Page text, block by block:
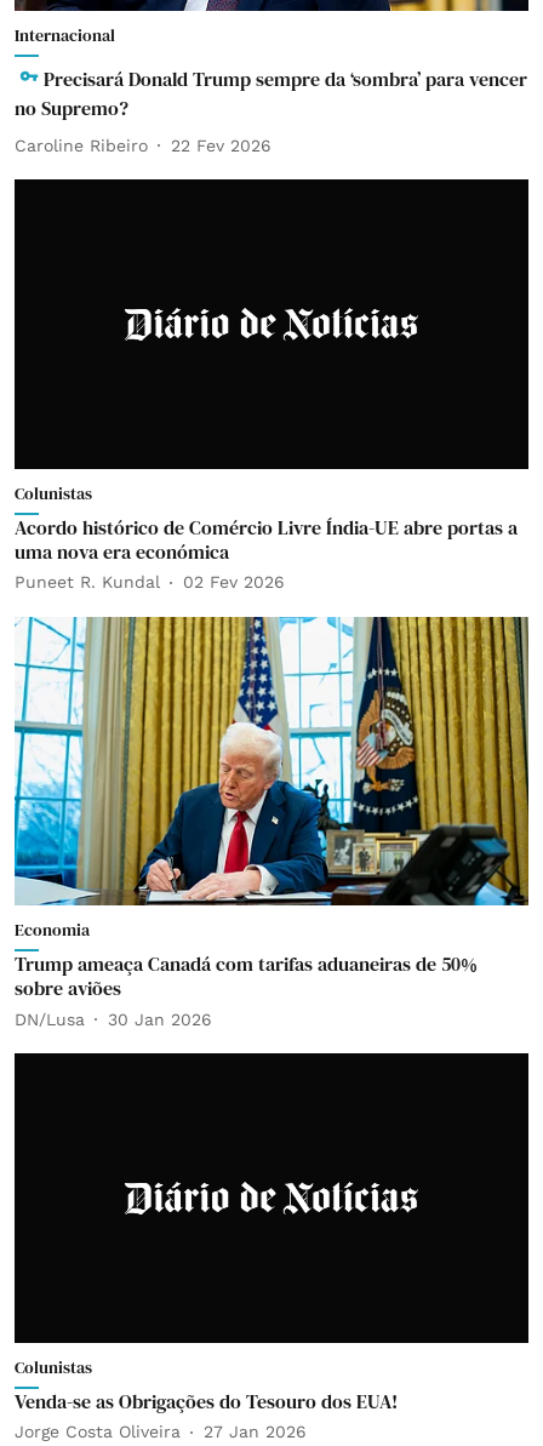
Internacional
Precisará Donald Trump sempre da ‘sombra’ para vencer
no Supremo?
Caroline Ribeiro 22 Fev 2026
Colunistas
Acordo histórico de Comércio Livre Índia-UE abre portas a
uma nova era económica
Puneet R. Kundal 02 Fev 2026
Economia
Trump ameaça Canadá com tarifas aduaneiras de 50%
sobre aviões
DN/Lusa 30 Jan 2026
Colunistas
Venda-se as Obrigações do Tesouro dos EUA!
Jorge Costa Oliveira 27 Jan 2026